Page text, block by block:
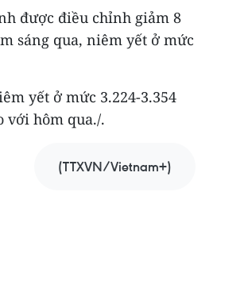
được điều chỉnh giảm 8
sáng qua, niêm yết ở mức
yết ở mức 3.224-3.354
với hôm qua./.
(TTXVN/Vietnam+)